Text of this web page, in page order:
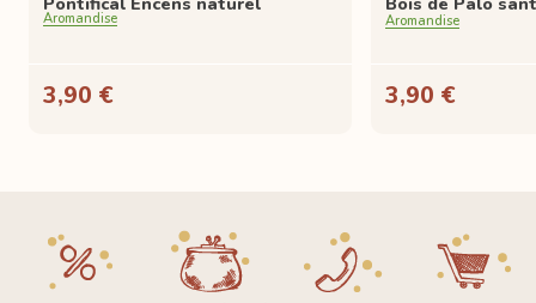
Aromandise
3,90 €
Aromandise
3,90 €